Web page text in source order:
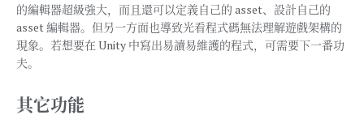
的編輯器超級強大，而且還可以定義自己的 asset、設計自己的
asset 編輯器。但另一方面也導致光看程式碼無法理解遊戲架構的
現象。若想要在 Unity 中寫出易讀易維護的程式，可需要下一番功
夫。
其它功能